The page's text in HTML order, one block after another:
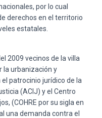
por lo cual
derechos en el territorio
estatales.
2009 vecinos de la villa
la urbanización y
patrocinio jurídico de la
(ACIJ) y el Centro
(COHRE por su sigla en
una demanda contra el